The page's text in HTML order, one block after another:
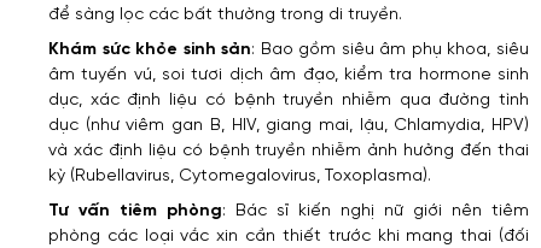
để sàng lọc các bất thường trong di truyền.
Khám sức khỏe sinh sản: Bao gồm siêu âm phụ khoa, siêu
âm tuyến vú, soi tươi dịch âm đạo, kiểm tra hormone sinh
dục, xác định liệu có bệnh truyền nhiễm qua đường tình
dục (như viêm gan B, HIV, giang mai, lậu, Chlamydia, HPV)
và xác định liệu có bệnh truyền nhiễm ảnh hưởng đến thai
kỳ (Rubellavirus, Cytomegalovirus, Toxoplasma).
Tư vấn tiêm phòng: Bác sĩ kiến nghị nữ giới nên tiêm
phòng các loại vắc xin cần thiết trước khi mang thai (đối